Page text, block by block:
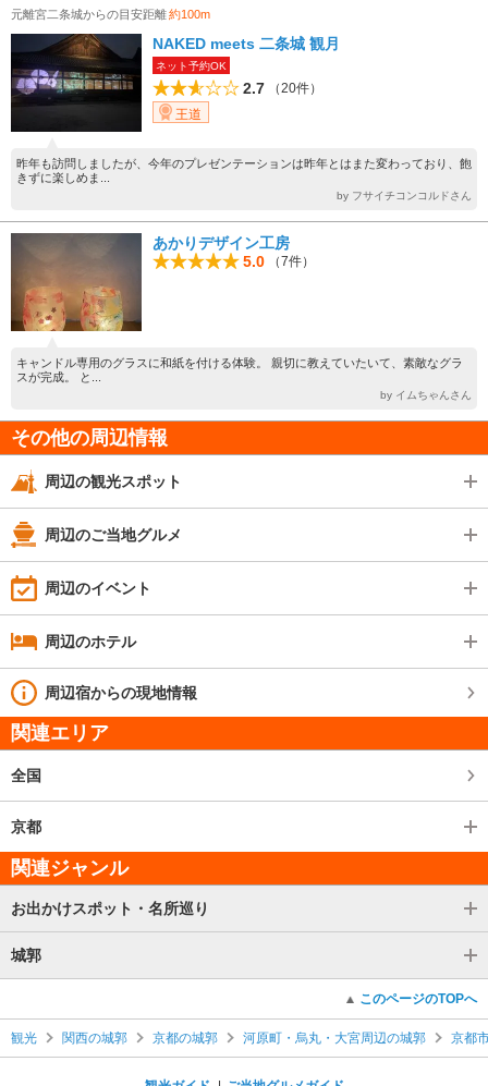
元離宮二条城からの目安距離約100m
NAKED meets 二条城 観月
ネット予約OK
2.7
（20件）
王道
昨年も訪問しましたが、今年のプレゼンテーションは昨年とはまた変わっており、飽
きずに楽しめま...
by フサイチコンコルドさん
あかりデザイン工房
5.0
（7件）
キャンドル専用のグラスに和紙を付ける体験。 親切に教えていたいて、素敵なグラ
スが完成。 と...
by イムちゃんさん
その他の周辺情報
周辺の観光スポット
周辺のご当地グルメ
周辺のイベント
周辺のホテル
周辺宿からの現地情報
関連エリア
全国
京都
関連ジャンル
お出かけスポット・名所巡り
城郭
このページのTOPへ
観光 関西の城郭 京都の城郭 河原町・烏丸・大宮周辺の城郭 京都